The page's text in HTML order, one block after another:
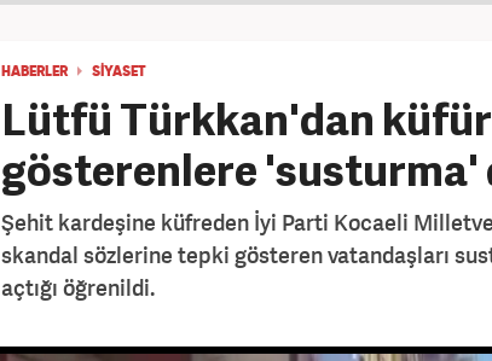
HABERLER SİYASET
Lütfü Türkkan'dan
gösterenlere 'susturma'
Şehit kardeşine küfreden İyi Parti Kocaeli
skandal sözlerine tepki gösteren vatandaşları
açtığı öğrenildi.